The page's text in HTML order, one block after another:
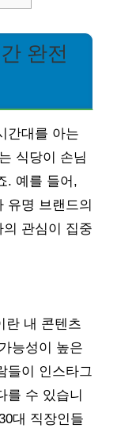
완전
간대를 아는
식당이 손님
. 예를 들어,
유명 브랜드의
관심이 집중
란 내 콘텐츠
능성이 높은
들이 인스타그
를 수 있습니
대 직장인들